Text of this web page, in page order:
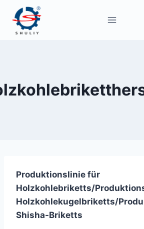
Inhalt
springen
Produktionslinie für
Holzkohlebriketts/
Holzkohlekugelbriketts/
Shisha-Briketts